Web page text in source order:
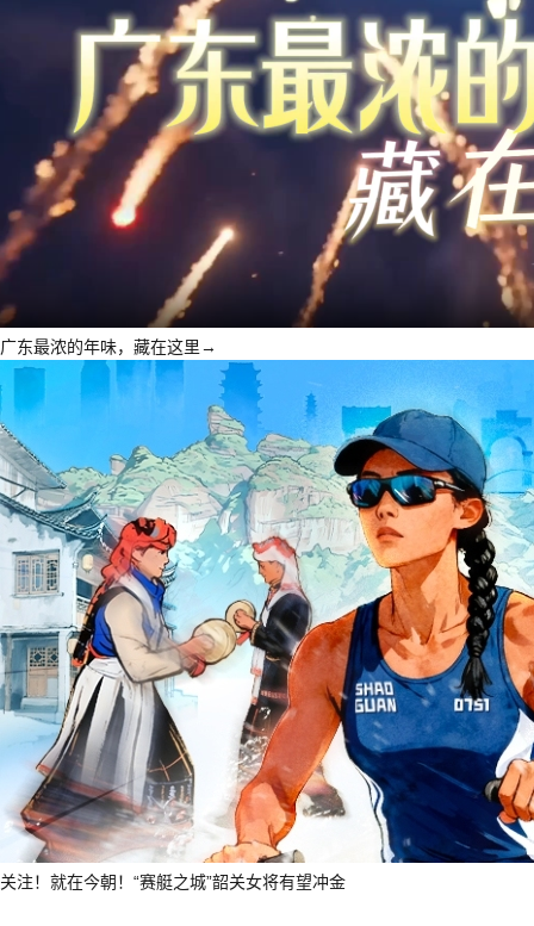
广东最浓的年味，藏在这里→
关注！就在今朝！“赛艇之城”韶关女将有望冲金